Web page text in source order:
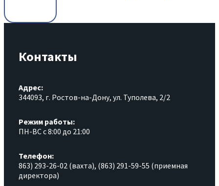
Контакты
Адрес:
344093, г. Ростов-на-Дону, ул. Туполева, 2/2
Режим работы:
ПН-ВС с 8:00 до 21:00
Телефон:
863) 293-26-02 (вахта), (863) 291-59-55 (приемная
директора)